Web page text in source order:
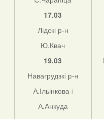
17.03
Лідскі р-н
Ю.Квач
19.03
Навагрудзкі р-н
А.Ільінкова і
А.Анкуда